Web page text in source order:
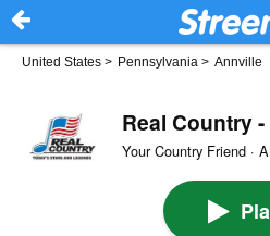
United States > Pennsylvania > Annville
Real Country -
Your Country Friend ·